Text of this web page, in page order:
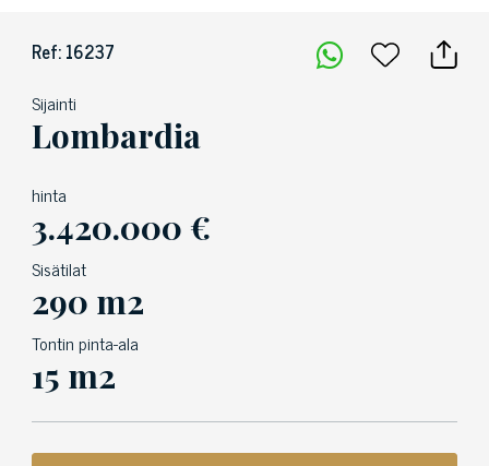
Ref: 16237
Sijainti
Lombardia
hinta
3.420.000 €
Sisätilat
290 m2
Tontin pinta-ala
15 m2